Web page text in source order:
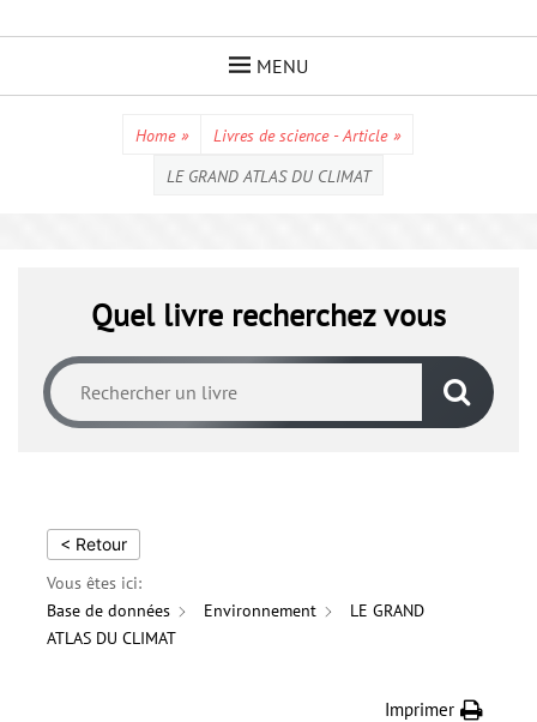
MENU
Home » Livres de science - Article »
LE GRAND ATLAS DU CLIMAT
Quel livre recherchez vous
< Retour
Vous êtes ici:
Base de données
Environnement
LE GRAND
ATLAS DU CLIMAT
Imprimer